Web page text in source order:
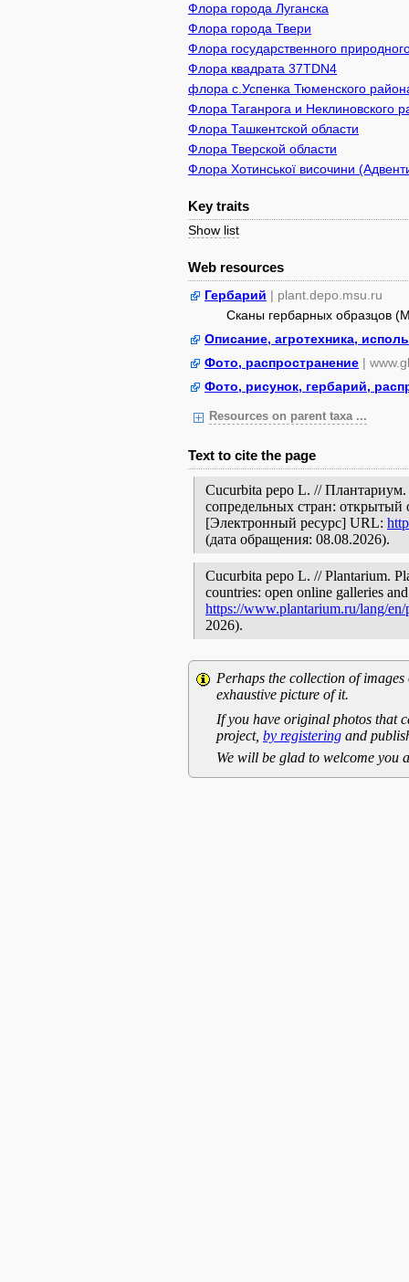
Флора города Луганска
Флора города Твери
Флора государственного
Флора квадрата 37TDN4
флора с.Успенка Тюменского
Флора Таганрога и Неклиновского
Флора Ташкентской области
Флора Тверской области
Флора Хотинської височини
Key traits
Show list
Web resources
Гербарий | plant.depo.msu.ru
Сканы гербарных образцов
Описание, агротехника,
Фото, распространение |
Фото, рисунок, гербарий,
Resources on parent taxa ...
Text to cite the page
Cucurbita pepo L. //
сопредельных стран: открытый
[Электронный ресурс] URL:
(дата обращения: 08.08.2026).
Cucurbita pepo L. // Plantarium.
countries: open online galleries
https://www.plantarium.ru/lang/
2026).
Perhaps the collection of
exhaustive picture of it.
If you have original photos that
project, by registering and
We will be glad to welcome